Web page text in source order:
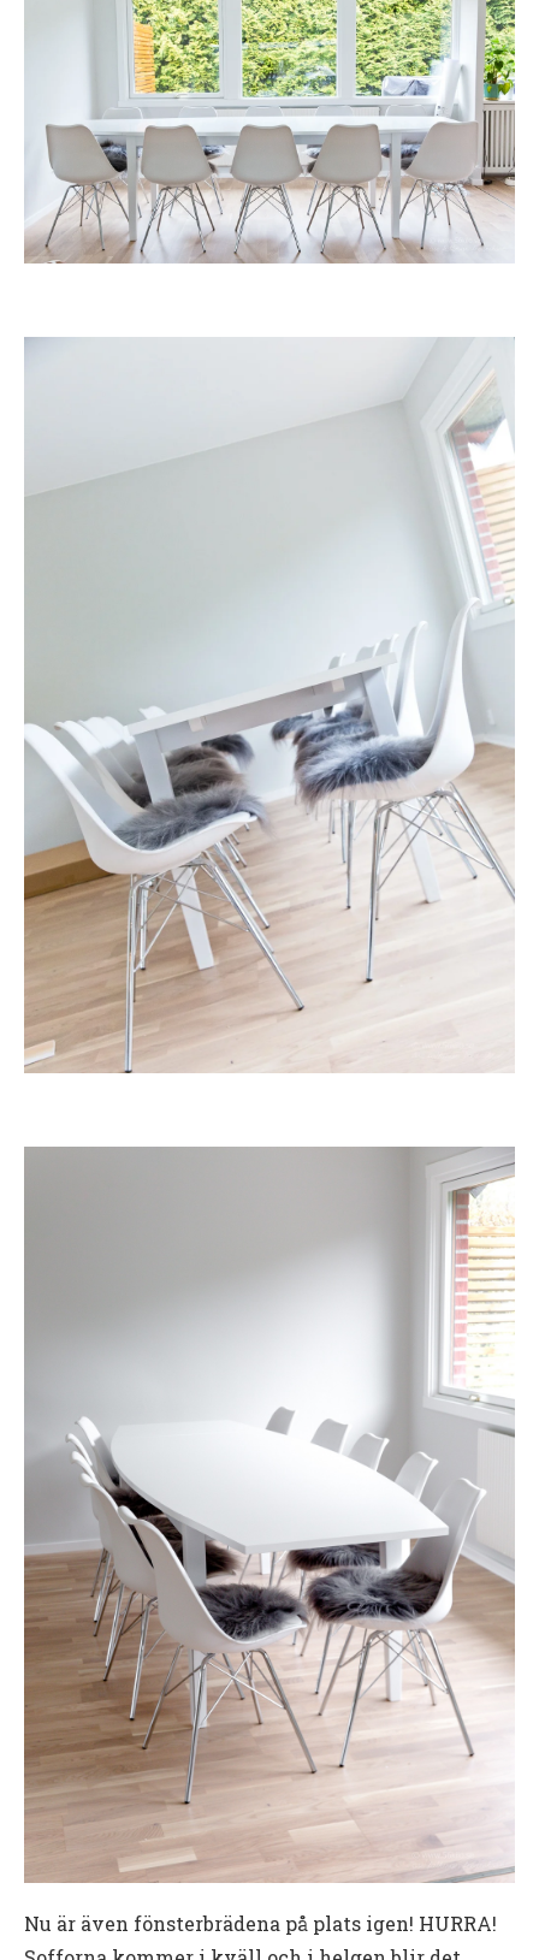
Nu är även fönsterbrädena på plats igen! HURRA!